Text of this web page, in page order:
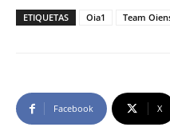
ETIQUETAS Oia1 Team
Facebook X